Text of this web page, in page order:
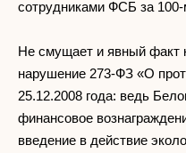
сотрудниками ФСБ за 100-
Не смущает и явный факт
нарушение 273-ФЗ «О
25.12.2008 года: ведь
финансовое
введение в действие